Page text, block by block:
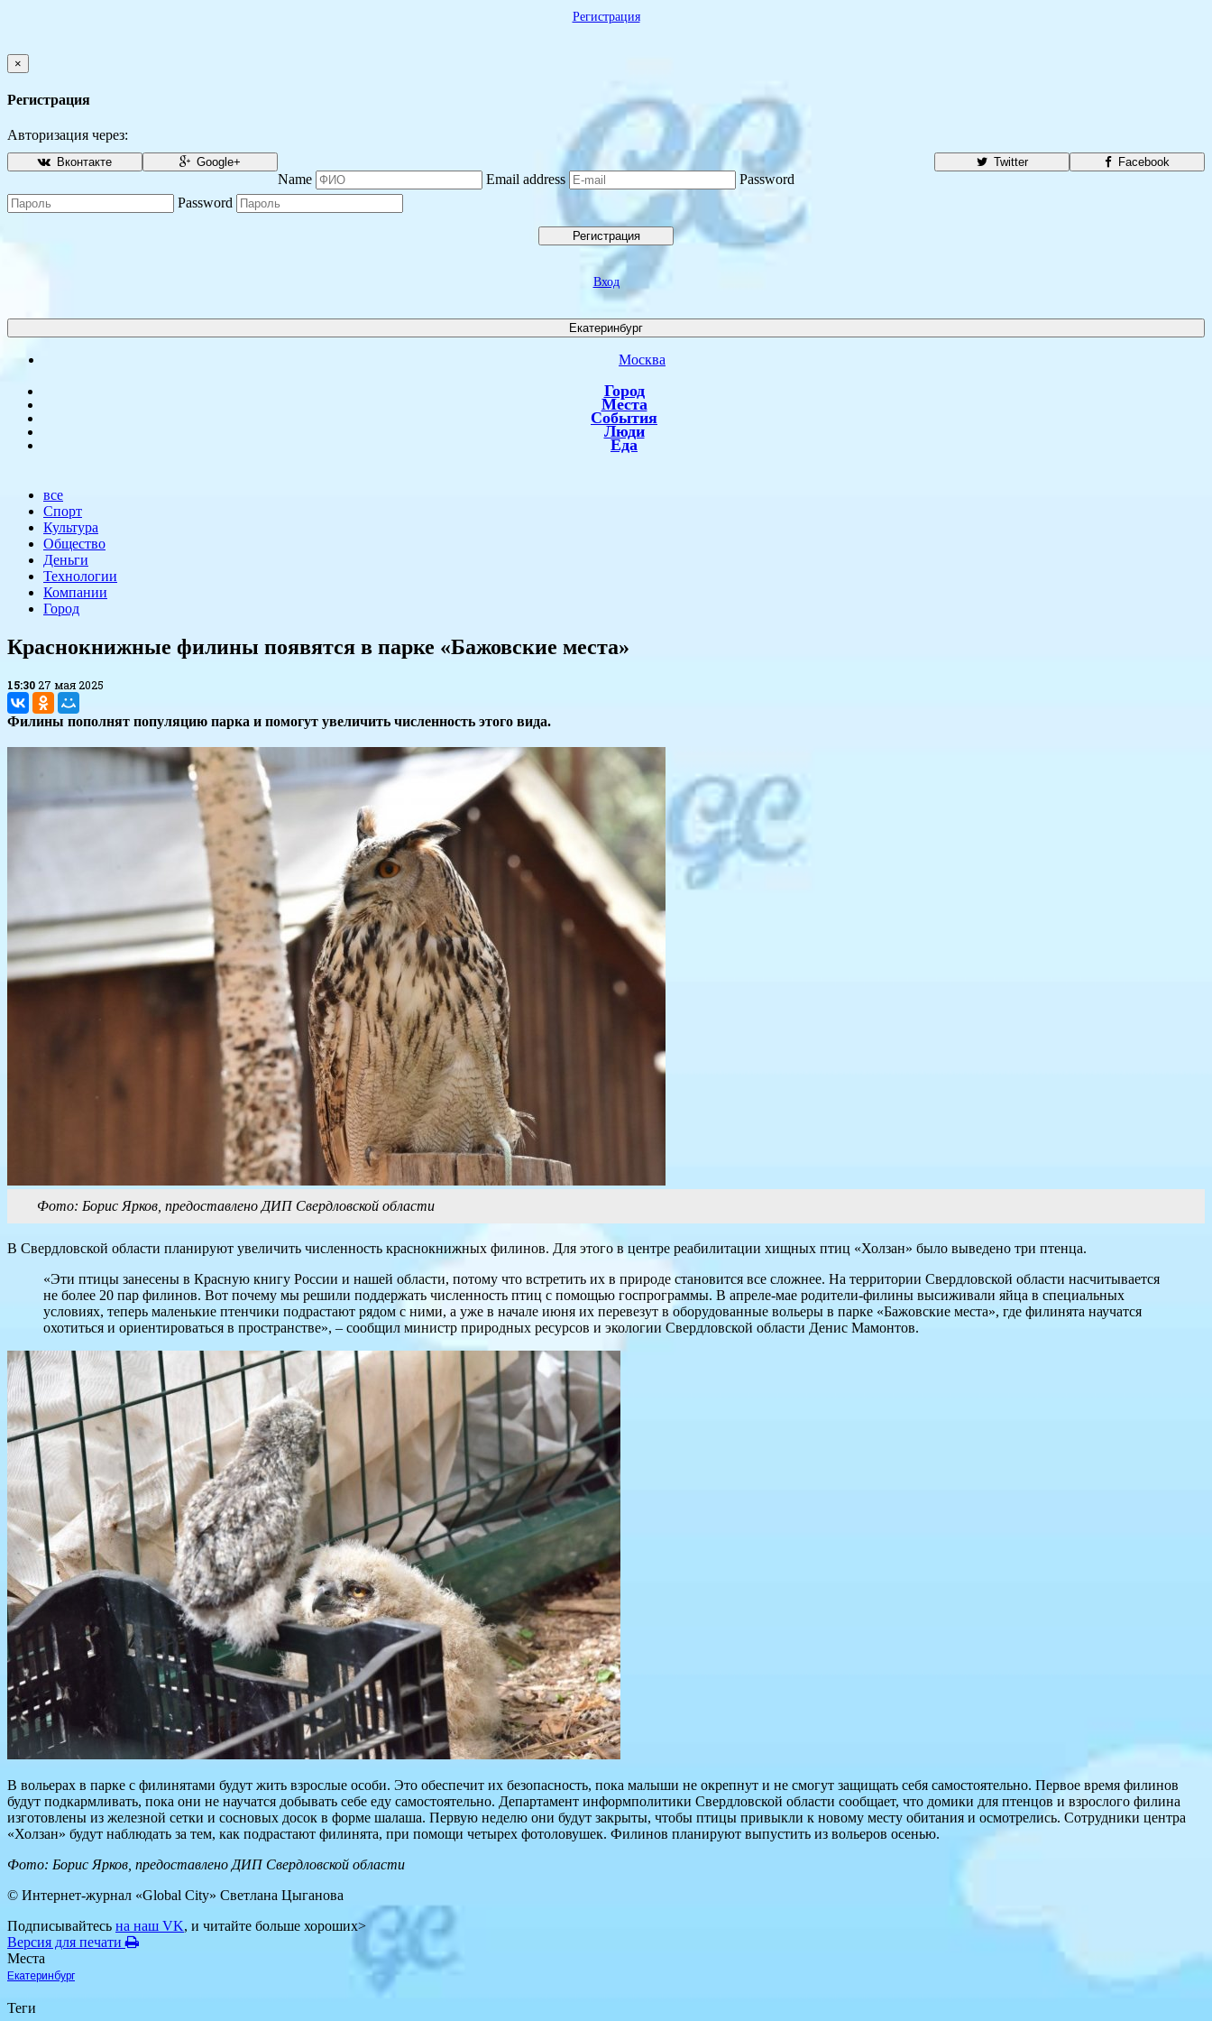
Регистрация
×
Регистрация
Авторизация через:
Facebook
Вконтакте Twitter
Google+
Name Email address
Password
Password
Регистрация
Вход
Екатеринбург
Москва
Город
Места
События
Люди
Еда
все
Спорт
Культура
Общество
Деньги
Технологии
Компании
Город
​Краснокнижные филины появятся в парке «Бажовские места»
15:3027 мая 2025
Филины пополнят популяцию парка и помогут увеличить численность этого вида.
Фото: Борис Ярков, предоставлено ДИП Свердловской области
В Свердловской области планируют увеличить численность краснокнижных филинов. Для этого в центре реабилитации хищных птиц «Холзан» было выведено три птенца.
«Эти птицы занесены в Красную книгу России и нашей области, потому что встретить их в природе становится все сложнее. На территории Свердловской области насчитывается
не более 20 пар филинов. Вот почему мы решили поддержать численность птиц с помощью госпрограммы. В апреле-мае родители-филины высиживали яйца в специальных
условиях, теперь маленькие птенчики подрастают рядом с ними, а уже в начале июня их перевезут в оборудованные вольеры в парке «Бажовские места», где филинята научатся
охотиться и ориентироваться в пространстве», – сообщил министр природных ресурсов и экологии Свердловской области Денис Мамонтов.
В вольерах в парке с филинятами будут жить взрослые особи. Это обеспечит их безопасность, пока малыши не окрепнут и не смогут защищать себя самостоятельно. Первое время филинов
будут подкармливать, пока они не научатся добывать себе еду самостоятельно. Департамент информполитики Свердловской области сообщает, что домики для птенцов и взрослого филина
изготовлены из железной сетки и сосновых досок в форме шалаша. Первую неделю они будут закрыты, чтобы птицы привыкли к новому месту обитания и осмотрелись. Сотрудники центра
«Холзан» будут наблюдать за тем, как подрастают филинята, при помощи четырех фотоловушек. Филинов планируют выпустить из вольеров осенью.
Фото: Борис Ярков, предоставлено ДИП Свердловской области
© Интернет-журнал «Global City» Светлана Цыганова
Подписывайтесь на наш VK, и читайте больше хороших>
Версия для печати
Места
Екатеринбург
Теги